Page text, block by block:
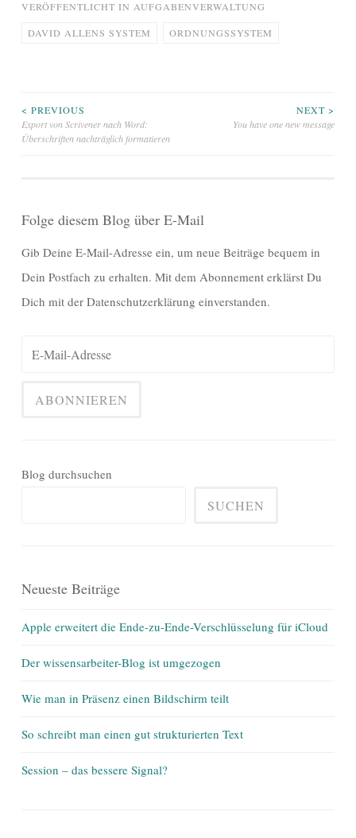
VERÖFFENTLICHT IN AUFGABENVERWALTUNG
DAVID ALLENS SYSTEM ORDNUNGSSYSTEM
Beitragsnavigation
< PREVIOUS
Export von Scrivener nach Word:
Überschriften nachträglich formatieren
NEXT >
You have one new message
Folge diesem Blog über E-Mail
Gib Deine E-Mail-Adresse ein, um neue Beiträge bequem in
Dein Postfach zu erhalten. Mit dem Abonnement erklärst Du
Dich mit der Datenschutzerklärung einverstanden.
Blog durchsuchen
SUCHEN
Neueste Beiträge
Apple erweitert die Ende-zu-Ende-Verschlüsselung für iCloud
Der wissensarbeiter-Blog ist umgezogen
Wie man in Präsenz einen Bildschirm teilt
So schreibt man einen gut strukturierten Text
Session – das bessere Signal?